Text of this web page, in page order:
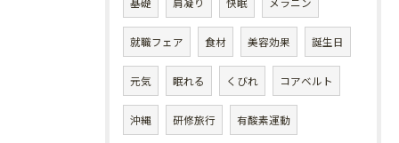
就職フェア 食材 美容効果 誕生日
元気 眠れる くびれ コアベルト
沖縄 研修旅行 有酸素運動